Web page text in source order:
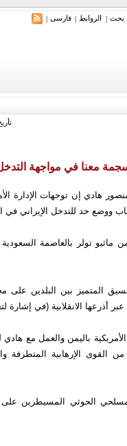
بحث | الروابط | فارسی |
معنا في مواجهة التدخل
هادي إن توجهات الإدارة
ووضع حد للتدخل الإيراني في
ماثيو تولر بالعاصمة
المتميز بين البلدين على
أذرعها الانقلابية (في إشارة
باليمن والعمل مع هادي
الإرهابية المتطرفة
الحوثي المسيطرين على